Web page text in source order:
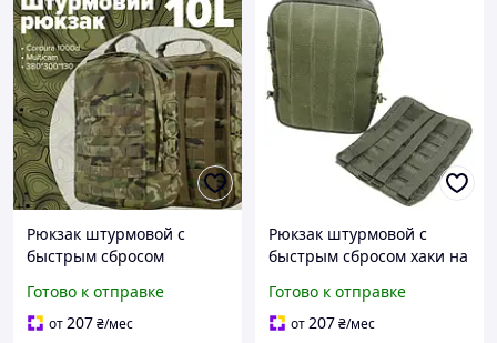
Рюкзак штурмовой с
быстрым сбросом
бронежилет BLK-183
Готово к отправке
от207₴/мес
Рюкзак штурмовой с
быстрым сбросом хаки на
Готово к отправке
от207₴/мес